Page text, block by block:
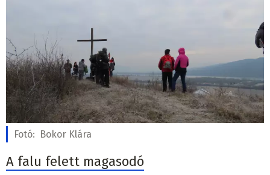
Fotó: Bokor Klára
A falu felett magasodó